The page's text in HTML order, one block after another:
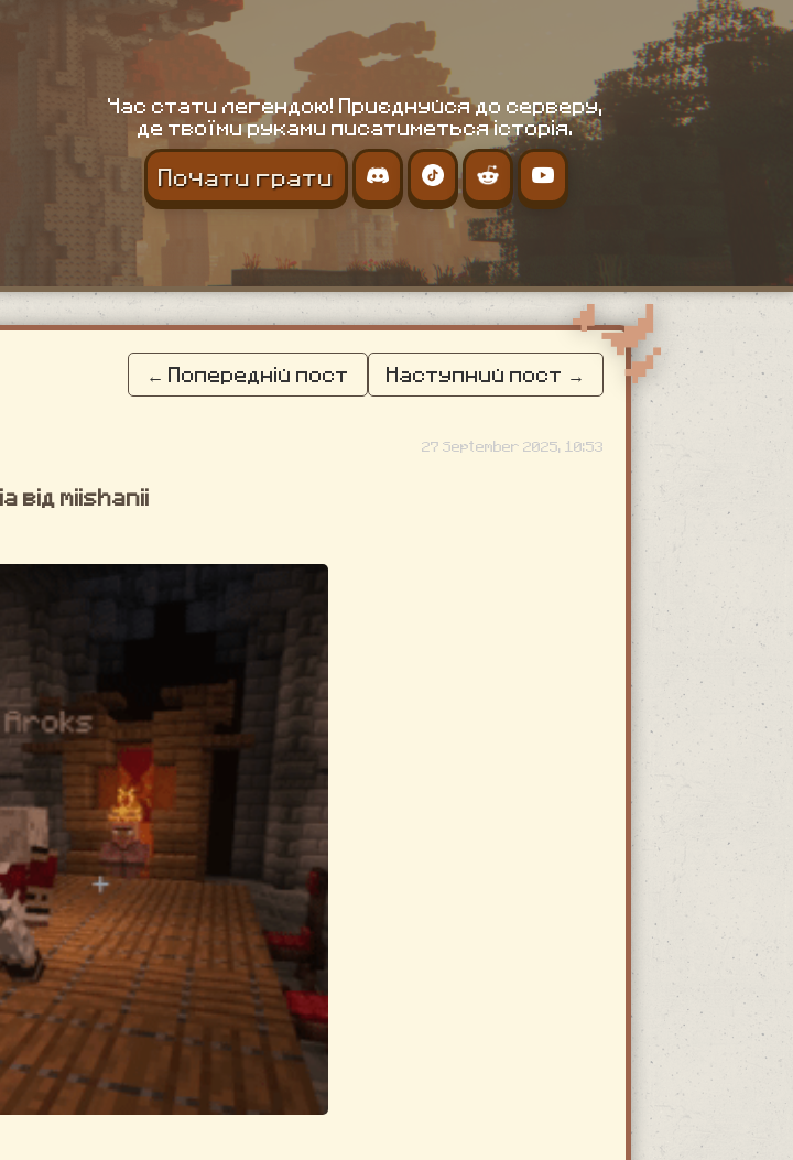
Час стати легендою! Приєднуйся до серверу,
де твоїми руками писатиметься історія.
Почати грати
← Попередній пост Наступний пост →
27 September 2025, 10:53
від miishanii